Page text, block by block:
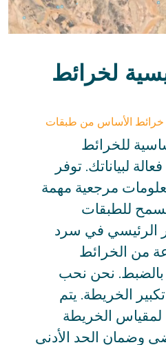
لخرائط
الأساس من طبقات
للخرائط
لبياناتك. توفر
مرجعية مهمة
للطبقات
الرئيسي في سرد
من الخرائط
بالضبط. نحن نحب
تكبير الخريطة. يتم
لمقياس الخريطة
وضمان الحد الأدنى